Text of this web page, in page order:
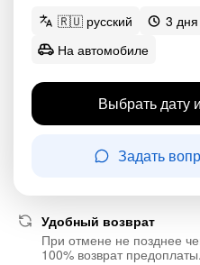
🇷🇺 русский 3 дня
На автомобиле
Выбрать дату
Задать
Удобный возврат
При отмене не позднее
100% возврат предоплаты.